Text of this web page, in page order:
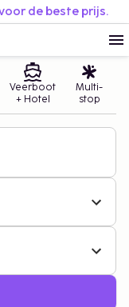
de beste prijs.
Veerboot
+ Hotel
Multi-
stop